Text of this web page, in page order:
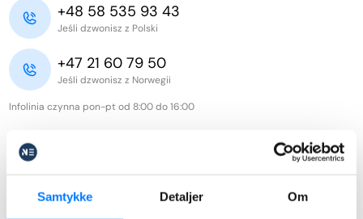
Samtykke Detaljer Om
+48 58 535 93 43
Jeśli dzwonisz z Polski
+47 21 60 79 50
Jeśli dzwonisz z Norwegii
Infolinia czynna pon-pt od 8:00 do 16:00